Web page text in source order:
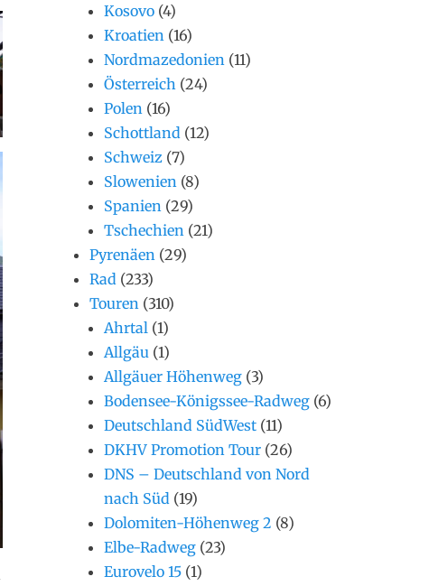
Kosovo (4)
Kroatien (16)
Nordmazedonien (11)
Österreich (24)
Polen (16)
Schottland (12)
Schweiz (7)
Slowenien (8)
Spanien (29)
Tschechien (21)
Pyrenäen (29)
Rad (233)
Touren (310)
Ahrtal (1)
Allgäu (1)
Allgäuer Höhenweg (3)
Bodensee-Königssee-Radweg (6)
Deutschland SüdWest (11)
DKHV Promotion Tour (26)
DNS – Deutschland von Nord
nach Süd (19)
Dolomiten-Höhenweg 2 (8)
Elbe-Radweg (23)
Eurovelo 15 (1)